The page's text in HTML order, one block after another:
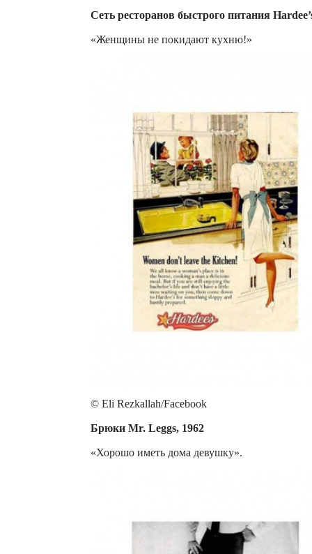
Сеть ресторанов быстрого питания
«Женщины не покидают кухню!»
© Eli Rezkallah/Facebook
Брюки Mr. Leggs, 1962
«Хорошо иметь дома девушку».